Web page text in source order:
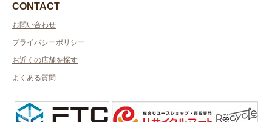
CONTACT
お問い合わせ
プライバシーポリシー
お近くの店舗を探す
よくある質問